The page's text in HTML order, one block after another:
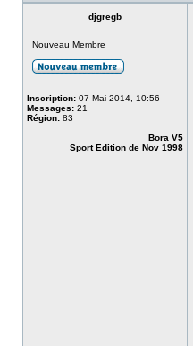
djgregb
Nouveau Membre
Inscription: 07 Mai 2014, 10:56
Messages: 21
Région: 83
Bora V5
Sport Edition de Nov 1998